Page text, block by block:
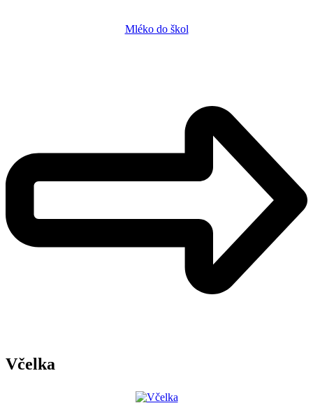
Mléko do škol
Včelka